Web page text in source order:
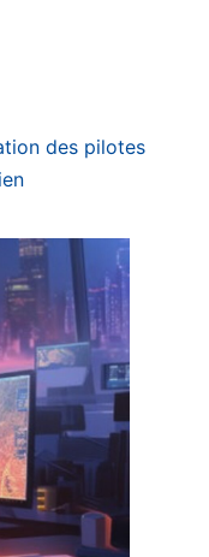
des pilotes